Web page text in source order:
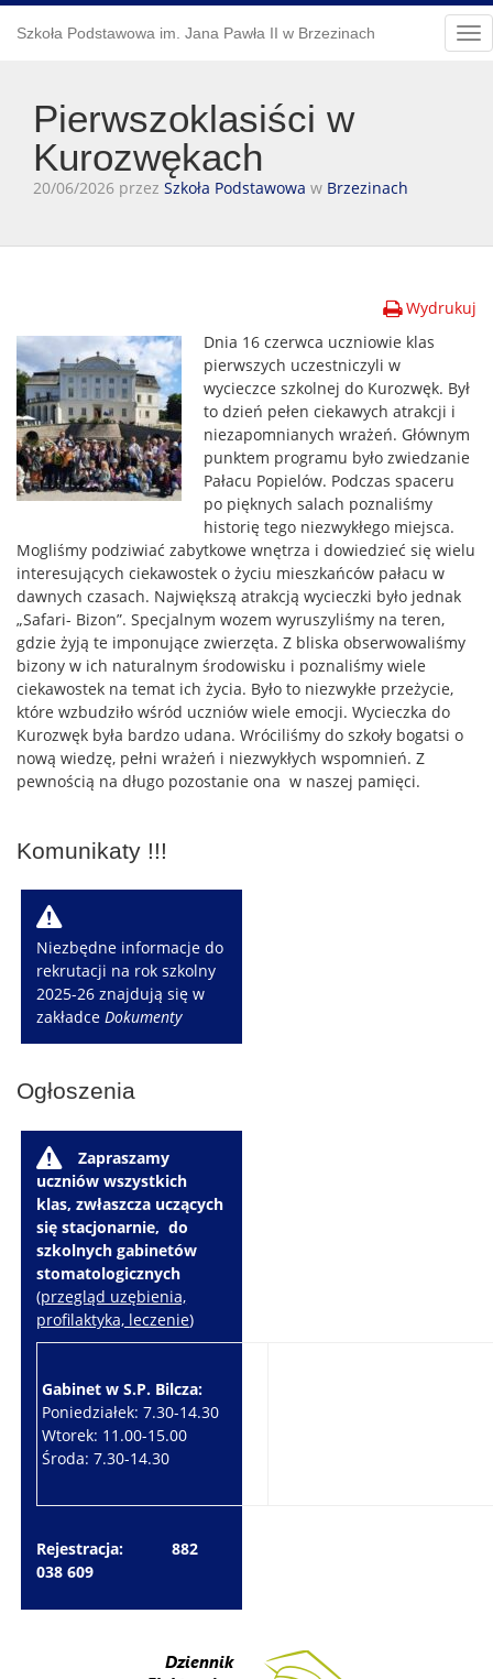
Szkoła Podstawowa im. Jana Pawła II w Brzezinach
Pierwszoklasiści w
Kurozwękach
20/06/2026 przez Szkoła Podstawowa w Brzezinach
Wydrukuj
Dnia 16 czerwca uczniowie klas
pierwszych uczestniczyli w
wycieczce szkolnej do Kurozwęk. Był
to dzień pełen ciekawych atrakcji i
niezapomnianych wrażeń. Głównym
punktem programu było zwiedzanie
Pałacu Popielów. Podczas spaceru
po pięknych salach poznaliśmy
historię tego niezwykłego miejsca.
Mogliśmy podziwiać zabytkowe wnętrza i dowiedzieć się wielu
interesujących ciekawostek o życiu mieszkańców pałacu w
dawnych czasach. Największą atrakcją wycieczki było jednak
„Safari- Bizon”. Specjalnym wozem wyruszyliśmy na teren,
gdzie żyją te imponujące zwierzęta. Z bliska obserwowaliśmy
bizony w ich naturalnym środowisku i poznaliśmy wiele
ciekawostek na temat ich życia. Było to niezwykłe przeżycie,
które wzbudziło wśród uczniów wiele emocji. Wycieczka do
Kurozwęk była bardzo udana. Wróciliśmy do szkoły bogatsi o
nową wiedzę, pełni wrażeń i niezwykłych wspomnień. Z
pewnością na długo pozostanie ona w naszej pamięci.
Komunikaty !!!
W
Niezbędne informacje do
rekrutacji na rok szkolny
2025-26 znajdują się w
zakładceDokumenty
Ogłoszenia
W
Zapraszamy
uczniów wszystkich
klas, zwłaszcza uczących
się stacjonarnie, do
szkolnych gabinetów
stomatologicznych
(przegląd uzębienia,
profilaktyka, leczenie)
Gabinet w S.P. Bilcza:
Poniedziałek: 7.30-14.30
Wtorek: 11.00-15.00
Środa: 7.30-14.30
Rejestracja: 882
038 609